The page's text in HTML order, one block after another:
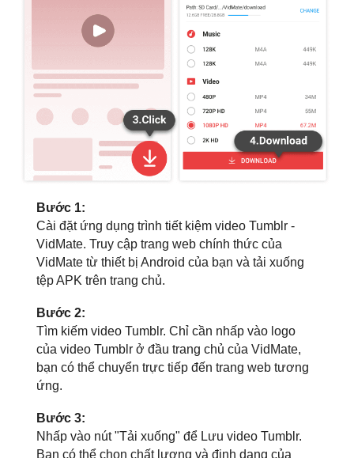
Bước 1:
Cài đặt ứng dụng trình tiết kiệm video Tumblr -
VidMate. Truy cập trang web chính thức của
VidMate từ thiết bị Android của bạn và tải xuống
tệp APK trên trang chủ.
Bước 2:
Tìm kiếm video Tumblr. Chỉ cần nhấp vào logo
của video Tumblr ở đầu trang chủ của VidMate,
bạn có thể chuyển trực tiếp đến trang web tương
ứng.
Bước 3:
Nhấp vào nút "Tải xuống" để Lưu video Tumblr.
Bạn có thể chọn chất lượng và định dạng của